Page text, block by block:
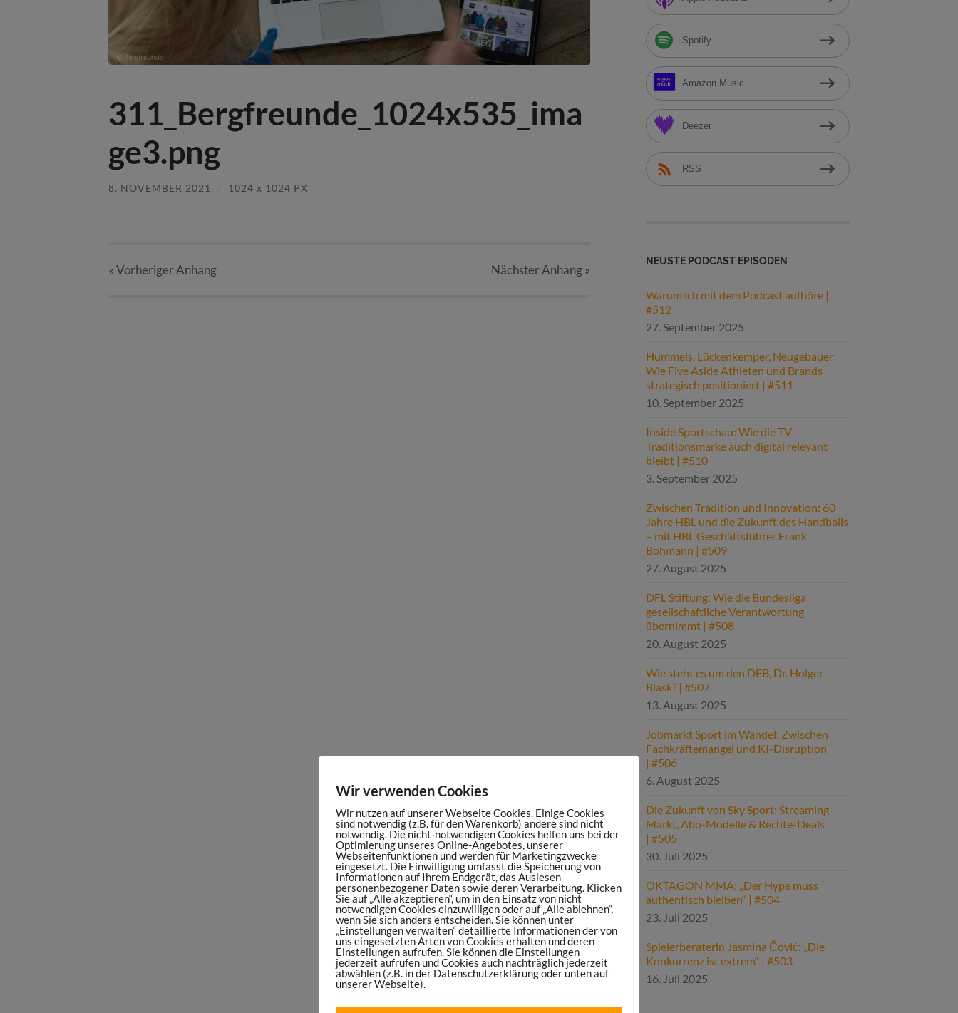
311_Bergfreunde_1024x535_ima
ge3.png
8. NOVEMBER 2021 1024 x 1024 PX
« VorherigerAnhang NächsterAnhang»
h
Spotify
Amazon Music
Deezer
RSS
NEUSTE PODCAST EPISODEN
Warum ich mit dem Podcast aufhöre |
#512
27. September 2025
Hummels, Lückenkemper, Neugebauer:
Wie Five Aside Athleten und Brands
strategisch positioniert | #511
10. September 2025
Inside Sportschau: Wie die TV-
Traditionsmarke auch digital relevant
bleibt | #510
3. September 2025
Zwischen Tradition und Innovation: 60
Jahre HBL und die Zukunft des Handballs
– mit HBL Geschäftsführer Frank
Bohmann | #509
27. August 2025
DFL Stiftung: Wie die Bundesliga
gesellschaftliche Verantwortung
übernimmt | #508
20. August 2025
Wie steht es um den DFB, Dr. Holger
Blask? | #507
13. August 2025
Jobmarkt Sport im Wandel: Zwischen
Fachkräftemangel und KI-Disruption
| #506
6. August 2025
Die Zukunft von Sky Sport: Streaming-
Markt, Abo-Modelle & Rechte-Deals
| #505
30. Juli 2025
OKTAGON MMA: „Der Hype muss
authentisch bleiben“ | #504
23. Juli 2025
Spielerberaterin Jasmina Čović: „Die
Konkurrenz ist extrem“ | #503
16. Juli 2025
Wir verwenden Cookies
Wir nutzen auf unserer Webseite Cookies. Einige Cookies
sind notwendig (z.B. für den Warenkorb) andere sind nicht
notwendig. Die nicht-notwendigen Cookies helfen uns bei der
Optimierung unseres Online-Angebotes, unserer
Webseitenfunktionen und werden für Marketingzwecke
eingesetzt. Die Einwilligung umfasst die Speicherung von
Informationen auf Ihrem Endgerät, das Auslesen
personenbezogener Daten sowie deren Verarbeitung. Klicken
Sie auf „Alle akzeptieren“, um in den Einsatz von nicht
notwendigen Cookies einzuwilligen oder auf „Alle ablehnen“,
wenn Sie sich anders entscheiden. Sie können unter
„Einstellungen verwalten“ detaillierte Informationen der von
uns eingesetzten Arten von Cookies erhalten und deren
Einstellungen aufrufen. Sie können die Einstellungen
jederzeit aufrufen und Cookies auch nachträglich jederzeit
abwählen (z.B. in der Datenschutzerklärung oder unten auf
unserer Webseite).